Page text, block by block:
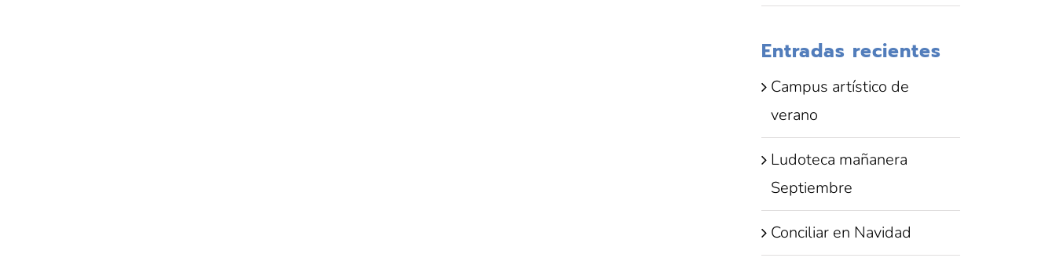
Entradas recientes
Campus artístico de
verano
Ludoteca mañanera
Septiembre
Conciliar en Navidad